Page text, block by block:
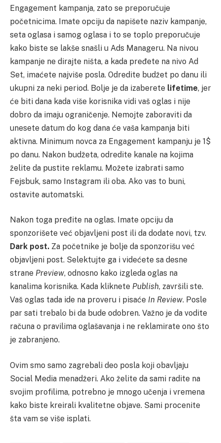
Engagement kampanja, zato se preporučuje
početnicima. Imate opciju da napišete naziv kampanje,
seta oglasa i samog oglasa i to se toplo preporučuje
kako biste se lakše snašli u Ads Manageru. Na nivou
kampanje ne dirajte ništa, a kada pređete na nivo Ad
Set, imaćete najviše posla. Odredite budžet po danu ili
ukupni za neki period. Bolje je da izaberete lifetime, jer
će biti dana kada više korisnika vidi vaš oglas i nije
dobro da imaju ograničenje. Nemojte zaboraviti da
unesete datum do kog dana će vaša kampanja biti
aktivna. Minimum novca za Engagement kampanju je 1$
po danu. Nakon budžeta, odredite kanale na kojima
želite da pustite reklamu. Možete izabrati samo
Fejsbuk, samo Instagram ili oba. Ako vas to buni,
ostavite automatski.
Nakon toga pređite na oglas. Imate opciju da
sponzorišete već objavljeni post ili da dodate novi, tzv.
Dark post. Za početnike je bolje da sponzorišu već
objavljeni post. Selektujte ga i videćete sa desne
strane Preview, odnosno kako izgleda oglas na
kanalima korisnika. Kada kliknete Publish, završili ste.
Vaš oglas tada ide na proveru i pisaće In Review. Posle
par sati trebalo bi da bude odobren. Važno je da vodite
računa o pravilima oglašavanja i ne reklamirate ono što
je zabranjeno.
Ovim smo samo zagrebali deo posla koji obavljaju
Social Media menadžeri. Ako želite da sami radite na
svojim profilima, potrebno je mnogo učenja i vremena
kako biste kreirali kvalitetne objave. Sami procenite
šta vam se više isplati.